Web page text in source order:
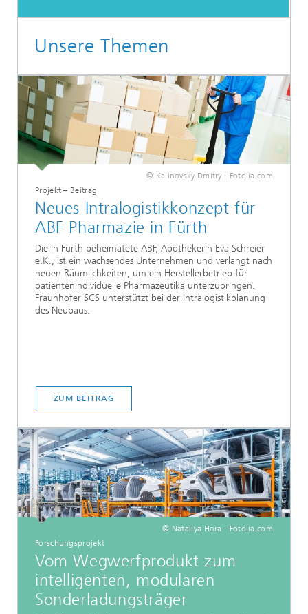
Unsere Themen
© Kalinovsky Dmitry - Fotolia.com
Projekt – Beitrag
Neues Intralogistikkonzept für
ABF Pharmazie in Fürth
Die in Fürth beheimatete ABF, Apothekerin Eva Schreier
e.K., ist ein wachsendes Unternehmen und verlangt nach
neuen Räumlichkeiten, um ein Herstellerbetrieb für
patientenindividuelle Pharmazeutika unterzubringen.
Fraunhofer SCS unterstützt bei der Intralogistikplanung
des Neubaus.
ZUM BEITRAG
© Nataliya Hora - Fotolia.com
Forschungsprojekt
Vom Wegwerfprodukt zum
intelligenten, modularen
Sonderladungsträger